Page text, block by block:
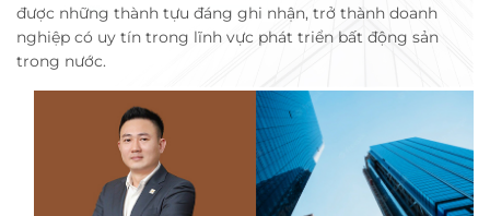
được những thành tựu đáng ghi nhận, trở thành doanh
nghiệp có uy tín trong lĩnh vực phát triển bất động sản
trong nước.